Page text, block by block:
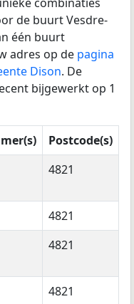
de buurt Vesdre-
één buurt
adres op de pagina
Dison. De
bijgewerkt op 1
Postcode(s)
4821
4821
4821
4821